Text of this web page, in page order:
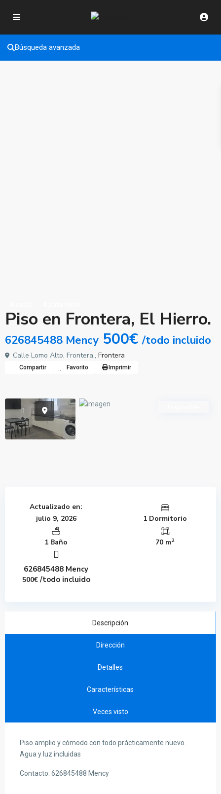
Búsqueda avanzada
Piso en Frontera, El Hierro.
626845488 Mency 500€/todo incluido
Calle Lomo Alto, Frontera,, Frontera
Compartir Favorito Imprimir
Actualizado en:
julio 9, 2026
1 Dormitorio
1 Baño 70 m2
626845488 Mency
500€/todo incluido
Descripción
Dirección
Detalles
Características
Veces visto
Piso amplio y cómodo con todo prácticamente nuevo.
Agua y luz incluidas
Contacto: 626845488 Mency